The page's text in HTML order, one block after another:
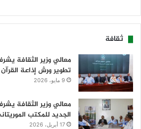
ثقافة
معالي وزير الثقافة
تطوير ورش إذاعة
9 مايو، 2026
معالي وزير الثقافة
الجديد للمكتب
17 أبريل، 2026